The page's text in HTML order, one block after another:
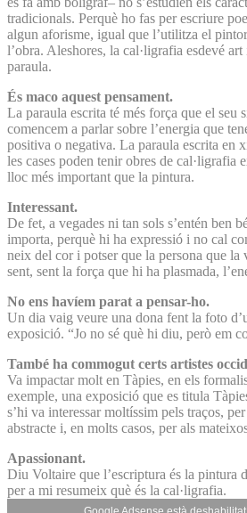
tradicionals. Perquè ho fas per escriure
algun aforisme, igual que l’utilitza el
l’obra. Aleshores, la cal·ligrafia esdevé
paraula.
És maco aquest pensament.
La paraula escrita té més força que el seu
comencem a parlar sobre l’energia que
positiva o negativa. La paraula escrita en
les cases poden tenir obres de cal·ligrafia
lloc més important que la pintura.
Interessant.
De fet, a vegades ni tan sols s’entén ben
importa, perquè hi ha expressió i no cal
neix del cor i potser que la persona que la
sent, sent la força que hi ha plasmada,
No ens havíem parat a pensar-ho.
Un dia vaig veure una dona fent la foto
exposició. “Jo no sé què hi diu, però em
També ha commogut certs artistes
Va impactar molt en Tàpies, en els
exemple, una exposició que es titula
s’hi va interessar moltíssim pels traços,
abstracte i, en molts casos, per als
Apassionant.
Diu Voltaire que l’escriptura és la pintura
per a mi resumeix què és la cal·ligrafia.